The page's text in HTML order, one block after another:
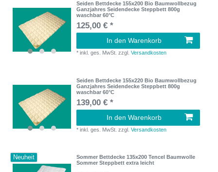
Seiden Bettdecke 155x200 Bio Baumwollbezug
Ganzjahres Seidendecke Steppbett 800g
waschbar 60°C
125,00 € *
In den Warenkorb
*inkl. ges. MwSt. zzgl.Versandkosten
Seiden Bettdecke 155x220 Bio Baumwollbezug
Ganzjahres Seidendecke Steppbett 800g
waschbar 60°C
139,00 € *
In den Warenkorb
*inkl. ges. MwSt. zzgl.Versandkosten
Neuheit
Sommer Bettdecke 135x200 Tencel Baumwolle
Sommer Steppbett extra leicht